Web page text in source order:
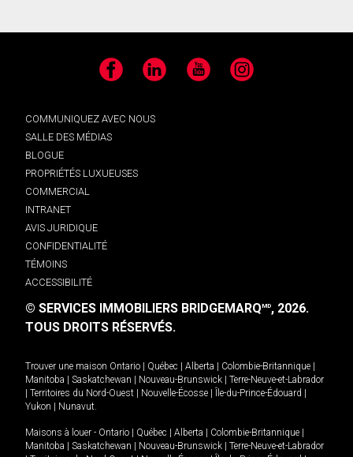
Facebook LinkedIn YouTube Instagram
COMMUNIQUEZ AVEC NOUS
SALLE DES MÉDIAS
BLOGUE
PROPRIÉTÉS LUXUEUSES
COMMERCIAL
INTRANET
AVIS JURIDIQUE
CONFIDENTIALITÉ
TÉMOINS
ACCESSIBILITÉ
© SERVICES IMMOBILIERS BRIDGEMARQMD, 2026.
TOUS DROITS RÉSERVÉS.
Trouver une maison Ontario | Québec | Alberta | Colombie-Britannique |
Manitoba | Saskatchewan | Nouveau-Brunswick | Terre-Neuve-et-Labrador
| Territoires du Nord-Ouest | Nouvelle-Écosse | Île-du-Prince-Édouard |
Yukon | Nunavut.
Maisons à louer - Ontario | Québec | Alberta | Colombie-Britannique |
Manitoba | Saskatchewan | Nouveau-Brunswick | Terre-Neuve-et-Labrador